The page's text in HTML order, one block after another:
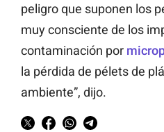
peligro que suponen los
muy consciente de los
contaminación por
la pérdida de pélets de
ambiente”, dijo.